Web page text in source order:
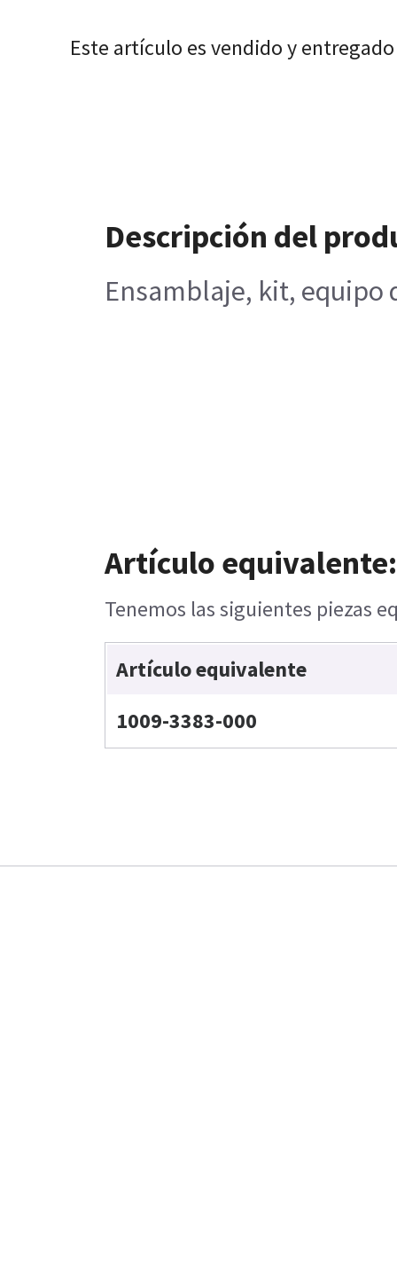
Este artículo es vendido y
Descripción del
Ensamblaje, kit, equipo
Artículo equivalente:
Tenemos las siguientes piezas
Artículo equivalente
1009-3383-000